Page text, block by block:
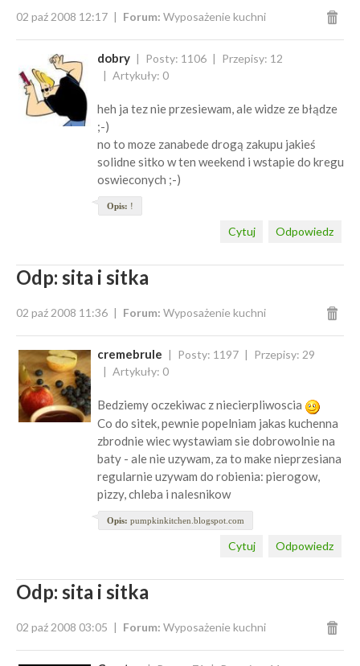
02 paź 2008 12:17 Forum: Wyposażenie kuchni
dobry Posty: 1106
Przepisy: 12
Artykuły: 0
heh ja tez nie przesiewam, ale widze ze błądze
;-)
no to moze zanabede drogą zakupu jakieś
solidne sitko w ten weekend i wstapie do kregu
oswieconych ;-)
Opis: !
Odpowiedz
Cytuj
Odp: sita i sitka
02 paź 2008 11:36 Forum: Wyposażenie kuchni
cremebrule Posty: 1197
Przepisy: 29
Artykuły: 0
Bedziemy oczekiwac z niecierpliwoscia
Co do sitek, pewnie popelniam jakas kuchenna
zbrodnie wiec wystawiam sie dobrowolnie na
baty - ale nie uzywam, za to make nieprzesiana
regularnie uzywam do robienia: pierogow,
pizzy, chleba i nalesnikow
Opis: pumpkinkitchen.blogspot.com
Odpowiedz
Cytuj
Odp: sita i sitka
02 paź 2008 03:05 Forum: Wyposażenie kuchni